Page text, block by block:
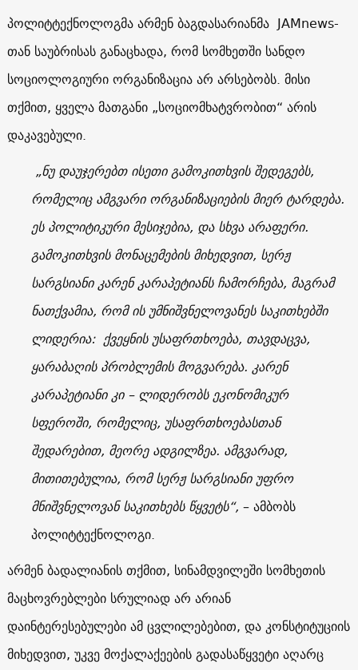
პოლიტტექნოლოგმა არმენ ბაგდასარიანმა JAMnews-
თან საუბრისას განაცხადა, რომ სომხეთში სანდო
სოციოლოგიური ორგანიზაცია არ არსებობს. მისი
თქმით, ყველა მათგანი „სოციომხატვრობით“ არის
დაკავებული.
„ნუ დაუჯერებთ ისეთი გამოკითხვის შედეგებს,
რომელიც ამგვარი ორგანიზაციების მიერ ტარდება.
ეს პოლიტიკური მესიჯებია, და სხვა არაფერი.
გამოკითხვის მონაცემების მიხედვით, სერჟ
სარგსიანი კარენ კარაპეტიანს ჩამორჩება, მაგრამ
ნათქვამია, რომ ის უმნიშვნელოვანეს საკითხებში
ლიდერია: ქვეყნის უსაფრთხოება, თავდაცვა,
ყარაბაღის პრობლემის მოგვარება. კარენ
კარაპეტიანი კი – ლიდერობს ეკონომიკურ
სფეროში, რომელიც, უსაფრთხოებასთან
შედარებით, მეორე ადგილზეა. ამგვარად,
მითითებულია, რომ სერჟ სარგსიანი უფრო
მნიშვნელოვან საკითხებს წყვეტს“, – ამბობს
პოლიტტექნოლოგი.
არმენ ბადალიანის თქმით, სინამდვილეში სომხეთის
მაცხოვრებლები სრულიად არ არიან
დაინტერესებულები ამ ცვლილებებით, და კონსტიტუციის
მიხედვით, უკვე მოქალაქეების გადასაწყვეტი აღარც